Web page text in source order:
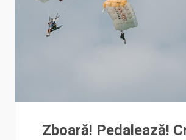
Zboară! Pedalează!